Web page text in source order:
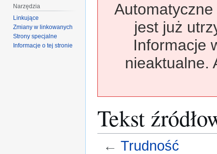
jest już
Informacje
nieaktualne.
Tekst
← Trudność
Narzędzia
Linkujące
Zmiany w linkowanych
Strony specjalne
Informacje o tej stronie